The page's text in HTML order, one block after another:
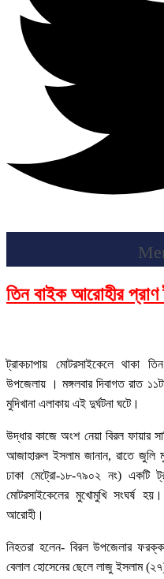
তিন বাইক আরোহীর প্রাণ
ট্রাকচাপায় মোটরসাইকেলে থাকা
উপজেলায় । মঙ্গলবার দিবাগত রাত
মুদিখানা এলাকায় এই দুর্ঘটনা ঘটে।
উদ্ধার কাজে অংশ নেয়া বিরল ফায়ার
আজাহারুল ইসলাম জানান, রাতে জুলি
ঢাকা মেট্রো-১৮-৭৯০২ নং) একটি
মোটরসাইকেলের মুখোমুখি সংঘর্ষ
আরোহী।
নিহতরা হলেন- বিরল উপজেলার
বেলাল হোসেনের ছেলে লাজু ইসলাম